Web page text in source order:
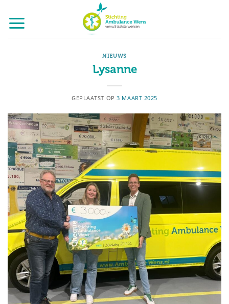
naar
inhoud
NIEUWS
Lysanne
GEPLAATST OP3 MAART 2025